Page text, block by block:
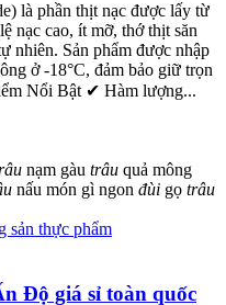
là phần thịt nạc được lấy từ
nạc cao, ít mỡ, thớ thịt săn
nhiên. Sản phẩm được nhập
ở -18°C, đảm bảo giữ trọn
Nổi Bật ✔ Hàm lượng...
nạm gàu trâu quả mông
nấu món gì ngon đùi gọ trâu
sản thực phẩm
Độ giá sỉ toàn quốc